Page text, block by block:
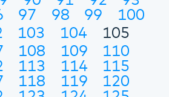
97 98 99
100
103 104
105
108 109
110
113 114
115
118 119
120